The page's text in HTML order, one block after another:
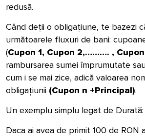
redusă.
Când deții o obligațiune, te bazezi
următoarele fluxuri de bani:
(Cupon 1, Cupon 2,………. , Cupon
rambursarea sumei împrumutate
cum i se mai zice, adică valoarea
obligațiunii (Cupon n +Principal).
Un exemplu simplu legat de Durată:
Daca ai avea de primit 100 de RON